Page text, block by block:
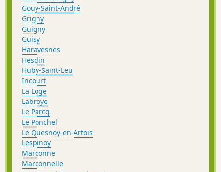
Gouy-Saint-André
Grigny
Guigny
Guisy
Haravesnes
Hesdin
Huby-Saint-Leu
Incourt
La Loge
Labroye
Le Parcq
Le Ponchel
Le Quesnoy-en-Artois
Lespinoy
Marconne
Marconnelle